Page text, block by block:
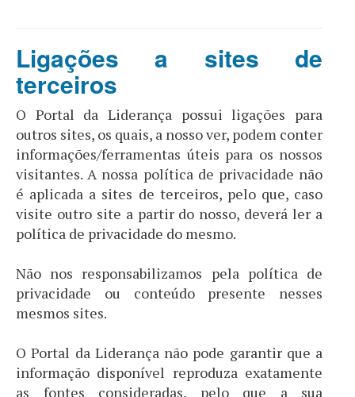
Ligações a sites de
terceiros
O Portal da Liderança possui ligações para
outros sites, os quais, a nosso ver, podem conter
informações/ferramentas úteis para os nossos
visitantes. A nossa política de privacidade não
é aplicada a sites de terceiros, pelo que, caso
visite outro site a partir do nosso, deverá ler a
política de privacidade do mesmo.
Não nos responsabilizamos pela política de
privacidade ou conteúdo presente nesses
mesmos sites.
O Portal da Liderança não pode garantir que a
informação disponível reproduza exatamente
as fontes consideradas, pelo que a sua